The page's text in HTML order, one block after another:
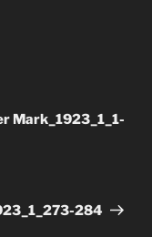
Mark_1923_1_1-
284